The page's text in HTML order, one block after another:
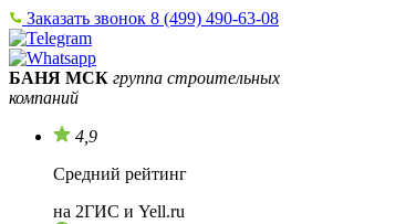
Заказать звонок 8 (499) 490-63-08
БАНЯ МСК группа строительных
компаний
4,9
Средний рейтинг
на 2ГИС и Yell.ru